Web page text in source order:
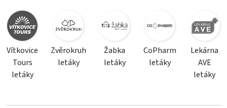
Vítkovice
Tours
letáky
Zvěrokruh
letáky
Žabka
letáky
CoPharm
letáky
Lekárna
AVE
letáky